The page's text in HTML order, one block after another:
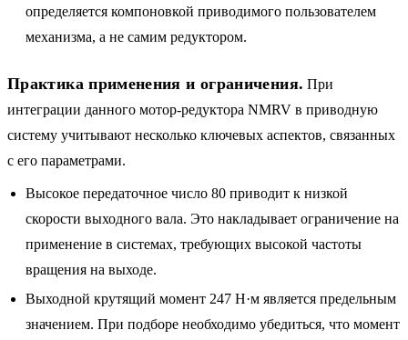
определяется компоновкой приводимого пользователем
механизма, а не самим редуктором.
Практика применения и ограничения. При
интеграции данного мотор-редуктора NMRV в приводную
систему учитывают несколько ключевых аспектов, связанных
с его параметрами.
Высокое передаточное число 80 приводит к низкой
скорости выходного вала. Это накладывает ограничение на
применение в системах, требующих высокой частоты
вращения на выходе.
Выходной крутящий момент 247 Н·м является предельным
значением. При подборе необходимо убедиться, что момент